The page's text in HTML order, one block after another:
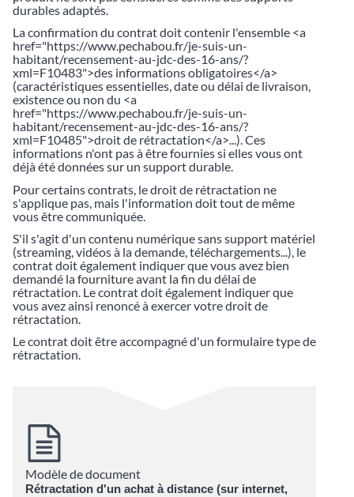
durables adaptés.
La confirmation du contrat doit contenir l'ensemble <a
href="https://www.pechabou.fr/je-suis-un-
habitant/recensement-au-jdc-des-16-ans/?
xml=F10483">des informations obligatoires</a>
(caractéristiques essentielles, date ou délai de livraison,
existence ou non du <a
href="https://www.pechabou.fr/je-suis-un-
habitant/recensement-au-jdc-des-16-ans/?
xml=F10485">droit de rétractation</a>...). Ces
informations n'ont pas à être fournies si elles vous ont
déjà été données sur un support durable.
Pour certains contrats, le droit de rétractation ne
s'applique pas, mais l'information doit tout de même
vous être communiquée.
S'il s'agit d'un contenu numérique sans support matériel
(streaming, vidéos à la demande, téléchargements...), le
contrat doit également indiquer que vous avez bien
demandé la fourniture avant la fin du délai de
rétractation. Le contrat doit également indiquer que
vous avez ainsi renoncé à exercer votre droit de
rétractation.
Le contrat doit être accompagné d'un formulaire type de
rétractation.
Modèle de document
Rétractation d'un achat à distance (sur internet,